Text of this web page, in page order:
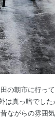
の朝市に行っ
は真っ暗でした
ながらの雰囲